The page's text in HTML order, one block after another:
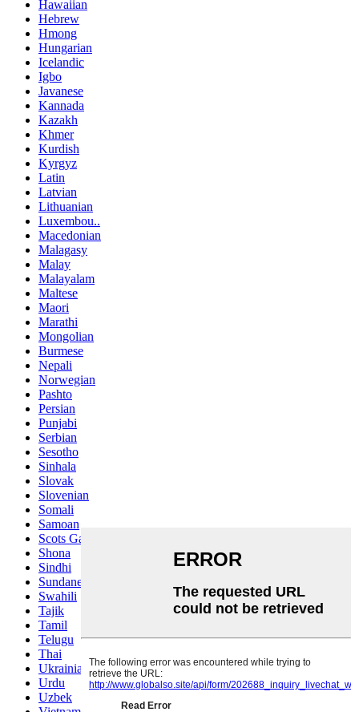
Hawaiian
Hebrew
Hmong
Hungarian
Icelandic
Igbo
Javanese
Kannada
Kazakh
Khmer
Kurdish
Kyrgyz
Latin
Latvian
Lithuanian
Luxembou..
Macedonian
Malagasy
Malay
Malayalam
Maltese
Maori
Marathi
Mongolian
Burmese
Nepali
Norwegian
Pashto
Persian
Punjabi
Serbian
Sesotho
Sinhala
Slovak
Slovenian
Somali
Samoan
Scots Gaelic
Shona
Sindhi
Sundanese
Swahili
Tajik
Tamil
Telugu
Thai
Ukrainian
Urdu
Uzbek